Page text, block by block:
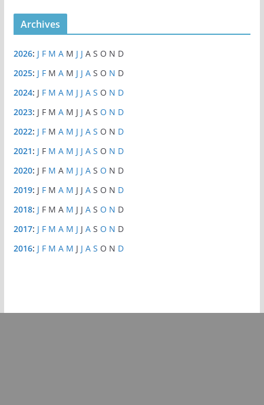
Archives
2026: J F M A M J J A S O N D
2025: J F M A M J J A S O N D
2024: J F M A M J J A S O N D
2023: J F M A M J J A S O N D
2022: J F M A M J J A S O N D
2021: J F M A M J J A S O N D
2020: J F M A M J J A S O N D
2019: J F M A M J J A S O N D
2018: J F M A M J J A S O N D
2017: J F M A M J J A S O N D
2016: J F M A M J J A S O N D